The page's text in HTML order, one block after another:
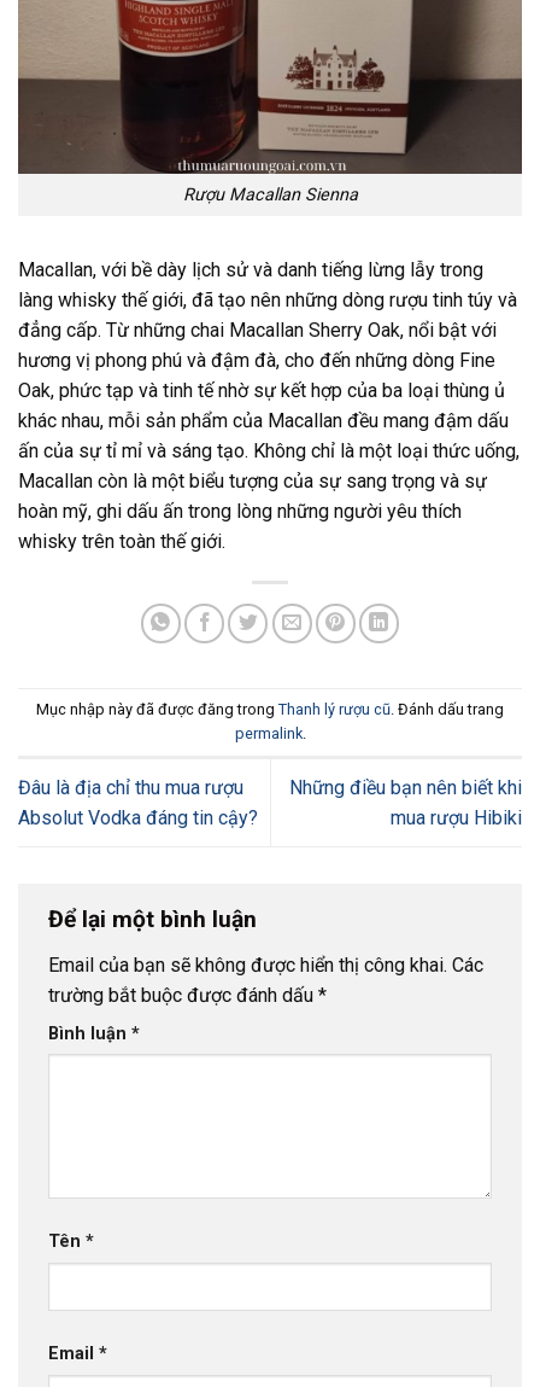
Rượu Macallan Sienna
Macallan, với bề dày lịch sử và danh tiếng lừng lẫy trong
làng whisky thế giới, đã tạo nên những dòng rượu tinh túy và
đẳng cấp. Từ những chai Macallan Sherry Oak, nổi bật với
hương vị phong phú và đậm đà, cho đến những dòng Fine
Oak, phức tạp và tinh tế nhờ sự kết hợp của ba loại thùng ủ
khác nhau, mỗi sản phẩm của Macallan đều mang đậm dấu
ấn của sự tỉ mỉ và sáng tạo. Không chỉ là một loại thức uống,
Macallan còn là một biểu tượng của sự sang trọng và sự
hoàn mỹ, ghi dấu ấn trong lòng những người yêu thích
whisky trên toàn thế giới.
Mục nhập này đã được đăng trong Thanh lý rượu cũ . Đánh dấu trang
permalink.
Đâu là địa chỉ thu mua rượu
Absolut Vodka đáng tin cậy?
Những điều bạn nên biết khi
mua rượu Hibiki
Để lại một bình luận
Email của bạn sẽ không được hiển thị công khai. Các
trường bắt buộc được đánh dấu *
Bình luận *
Tên *
Email *